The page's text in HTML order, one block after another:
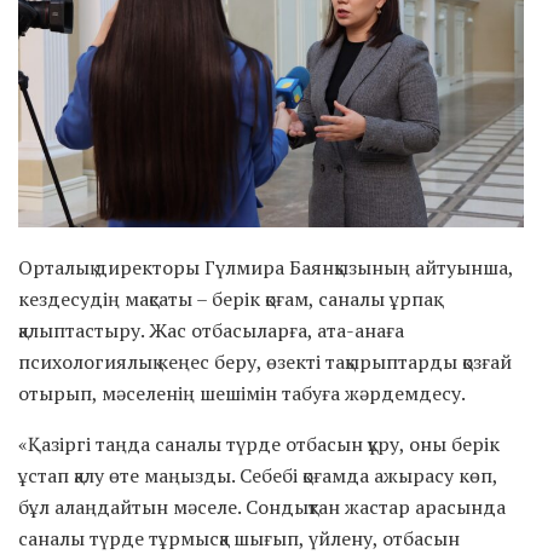
Орталық директоры Гүлмира Баянқызының айтуынша,
кездесудің мақсаты – берік қоғам, саналы ұрпақ
қалыптастыру. Жас отбасыларға, ата-анаға
психологиялық кеңес беру, өзекті тақырыптарды қозғай
отырып, мәселенің шешімін табуға жәрдемдесу.
«Қазіргі таңда саналы түрде отбасын құру, оны берік
ұстап қалу өте маңызды. Себебі қоғамда ажырасу көп,
бұл алаңдайтын мәселе. Сондықтан жастар арасында
саналы түрде тұрмысқа шығып, үйлену, отбасын